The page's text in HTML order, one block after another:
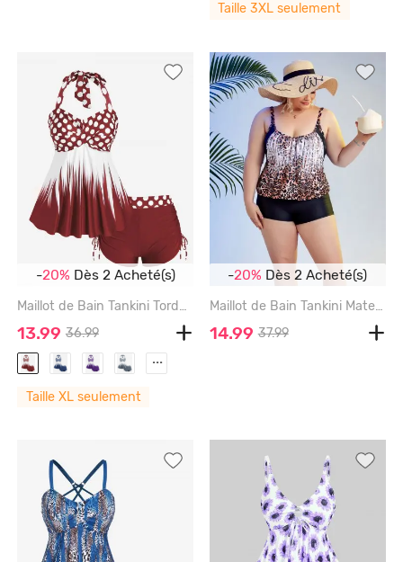
Taille 3XL seulement
-20% Dès 2 Acheté(s)
Maillot de Bain Tankini Tordu Plissé à Pois de Grande Taille à Col Halter - DEEP RED - 1X | US 14-16
13.99 36.99
...
Taille XL seulement
-20% Dès 2 Acheté(s)
Maillot de Bain Tankini Matelassé Léopard de Grande Taille - COFFEE - 4X | US 26-28
14.99 37.99